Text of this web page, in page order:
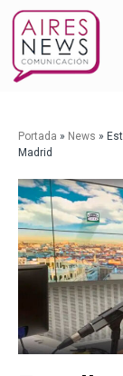
Portada » News »
Madrid